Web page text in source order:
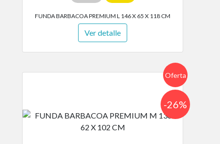
FUNDA BARBACOA PREMIUM L 146 X 65 X 118 CM
Ver detalle
Oferta
-26%